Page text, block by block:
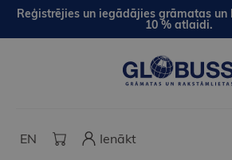
Reģistrējies un iegādājies grāmatas un
10 % atlaidi.
EN Ienākt